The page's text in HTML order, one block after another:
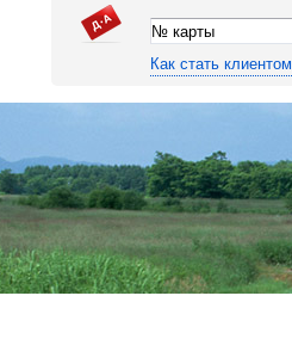
Как стать клиентом